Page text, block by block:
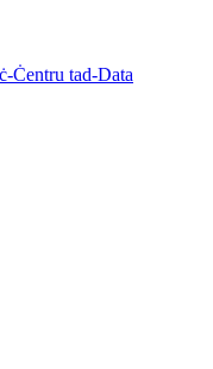
Ċentru tad-Data